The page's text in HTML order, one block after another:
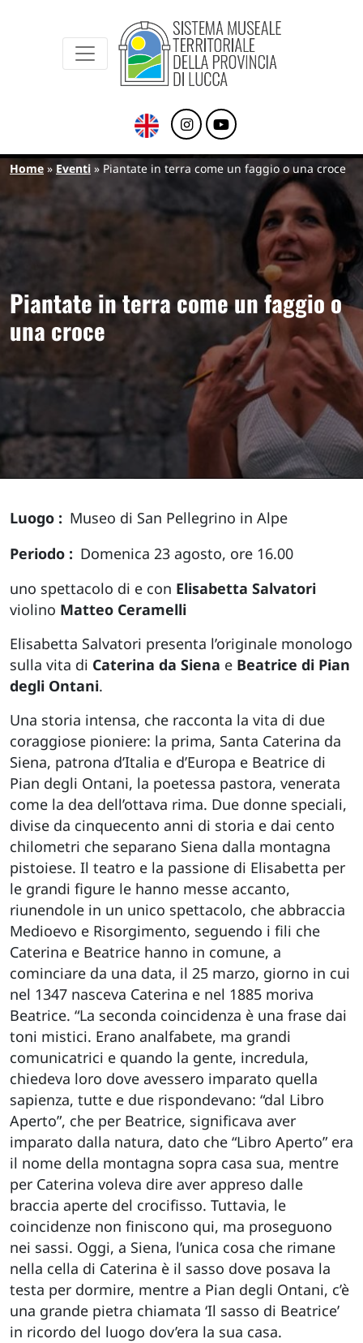
Sistema Museale Territoriale della
Briciole di pane
Home Eventi Piantate in terra come un faggio o una croce
Piantate in terra come un faggio o
una croce
Luogo
Museo di San Pellegrino in Alpe
Periodo
Domenica 23 agosto, ore 16.00
uno spettacolo di e con Elisabetta Salvatori
violino Matteo Ceramelli
Elisabetta Salvatori presenta l’originale monologo
sulla vita di Caterina da Siena e Beatrice di Pian
degli Ontani.
Una storia intensa, che racconta la vita di due
coraggiose pioniere: la prima, Santa Caterina da
Siena, patrona d’Italia e d’Europa e Beatrice di
Pian degli Ontani, la poetessa pastora, venerata
come la dea dell’ottava rima. Due donne speciali,
divise da cinquecento anni di storia e dai cento
chilometri che separano Siena dalla montagna
pistoiese. Il teatro e la passione di Elisabetta per
le grandi figure le hanno messe accanto,
riunendole in un unico spettacolo, che abbraccia
Medioevo e Risorgimento, seguendo i fili che
Caterina e Beatrice hanno in comune, a
cominciare da una data, il 25 marzo, giorno in cui
nel 1347 nasceva Caterina e nel 1885 moriva
Beatrice. “La seconda coincidenza è una frase dai
toni mistici. Erano analfabete, ma grandi
comunicatrici e quando la gente, incredula,
chiedeva loro dove avessero imparato quella
sapienza, tutte e due rispondevano: “dal Libro
Aperto”, che per Beatrice, significava aver
imparato dalla natura, dato che “Libro Aperto” era
il nome della montagna sopra casa sua, mentre
per Caterina voleva dire aver appreso dalle
braccia aperte del crocifisso. Tuttavia, le
coincidenze non finiscono qui, ma proseguono
nei sassi. Oggi, a Siena, l’unica cosa che rimane
nella cella di Caterina è il sasso dove posava la
testa per dormire, mentre a Pian degli Ontani, c’è
una grande pietra chiamata ‘Il sasso di Beatrice’
in ricordo del luogo dov’era la sua casa.